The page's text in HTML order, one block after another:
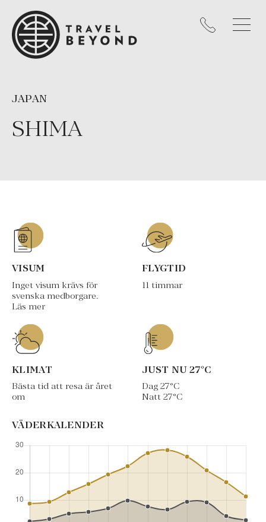
SHIMA
JAPAN
VISUM
Inget visum krävs för
svenska medborgare.
Läs mer
FLYGTID
11 timmar
KLIMAT
Bästa tid att resa är året
om
JUST NU 27°C
Dag 27°C
Natt 27°C
VÄDERKALENDER